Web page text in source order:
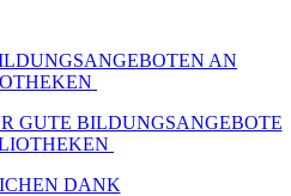
AN
GUTE BILDUNGSANGEBOTE
DANK